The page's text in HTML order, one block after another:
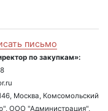
письмо
по закупкам»:
Москва, Комсомольский
ООО "Администрация",